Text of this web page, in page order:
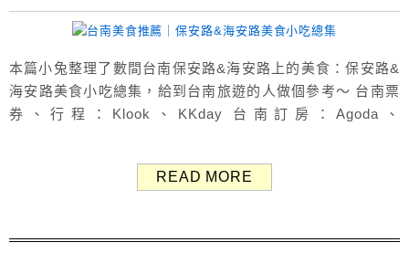
本篇小兔整理了數間台南保安路&海安路上的美食：保安路&
海安路美食小吃總集，給到台南旅遊的人做個參考～ 台南票
券、行程：Klook、KKday 台南訂房：Agoda、
海安路美食 阿明豬心冬粉 保安路上的超人氣美食，假日時常
READ MORE